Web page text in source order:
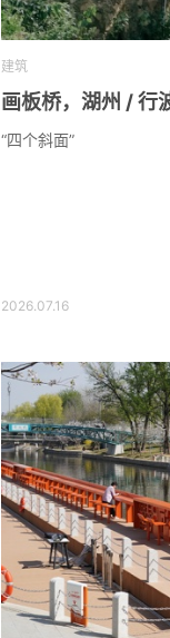
建筑
画板桥，湖州 / 行
“四个斜面”
2026.07.16